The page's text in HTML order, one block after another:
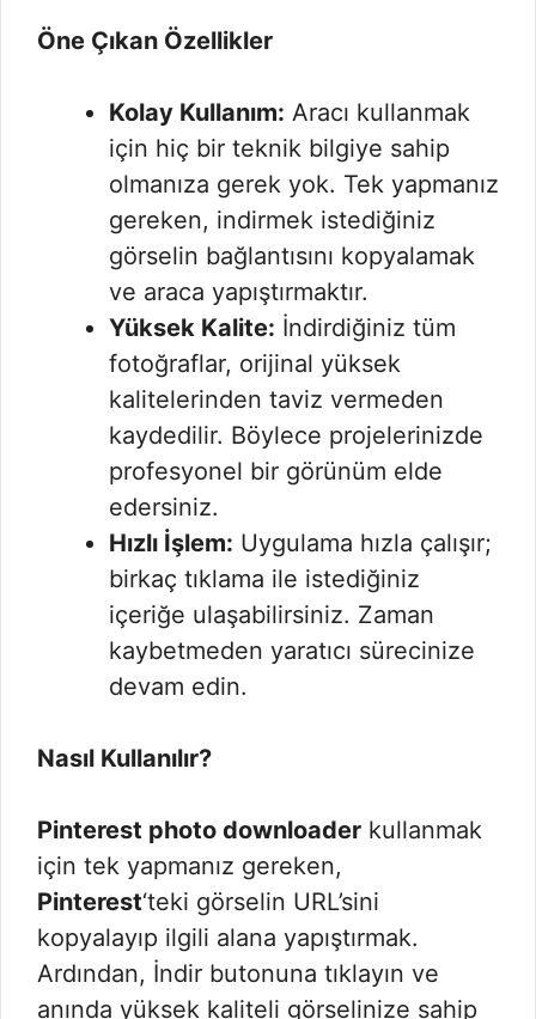
Öne Çıkan Özellikler
Kolay Kullanım: Aracı kullanmak
için hiç bir teknik bilgiye sahip
olmanıza gerek yok. Tek yapmanız
gereken, indirmek istediğiniz
görselin bağlantısını kopyalamak
ve araca yapıştırmaktır.
Yüksek Kalite: İndirdiğiniz tüm
fotoğraflar, orijinal yüksek
kalitelerinden taviz vermeden
kaydedilir. Böylece projelerinizde
profesyonel bir görünüm elde
edersiniz.
Hızlı İşlem: Uygulama hızla çalışır;
birkaç tıklama ile istediğiniz
içeriğe ulaşabilirsiniz. Zaman
kaybetmeden yaratıcı sürecinize
devam edin.
Nasıl Kullanılır?
Pinterest photo downloader kullanmak
için tek yapmanız gereken,
Pinterest‘teki görselin URL’sini
kopyalayıp ilgili alana yapıştırmak.
Ardından, İndir butonuna tıklayın ve
anında yüksek kaliteli görselinize sahip